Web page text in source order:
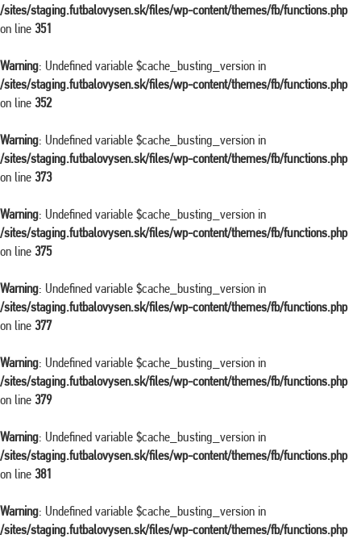
/sites/staging.futbalovysen.sk/files/wp-content/themes/fb/functions.php
on line 351
Warning: Undefined variable $cache_busting_version in
/sites/staging.futbalovysen.sk/files/wp-content/themes/fb/functions.php
on line 352
Warning: Undefined variable $cache_busting_version in
/sites/staging.futbalovysen.sk/files/wp-content/themes/fb/functions.php
on line 373
Warning: Undefined variable $cache_busting_version in
/sites/staging.futbalovysen.sk/files/wp-content/themes/fb/functions.php
on line 375
Warning: Undefined variable $cache_busting_version in
/sites/staging.futbalovysen.sk/files/wp-content/themes/fb/functions.php
on line 377
Warning: Undefined variable $cache_busting_version in
/sites/staging.futbalovysen.sk/files/wp-content/themes/fb/functions.php
on line 379
Warning: Undefined variable $cache_busting_version in
/sites/staging.futbalovysen.sk/files/wp-content/themes/fb/functions.php
on line 381
Warning: Undefined variable $cache_busting_version in
/sites/staging.futbalovysen.sk/files/wp-content/themes/fb/functions.php